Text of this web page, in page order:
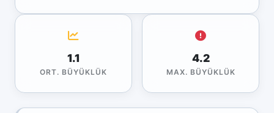
1.1
ORT. BÜYÜKLÜK
4.2
MAX. BÜYÜKLÜK